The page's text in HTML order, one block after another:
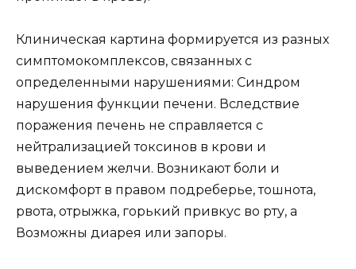
Клиническая картина формируется из разных
симптомокомплексов, связанных с
определенными нарушениями: Синдром
нарушения функции печени. Вследствие
поражения печень не справляется с
нейтрализацией токсинов в крови и
выведением желчи. Возникают боли и
дискомфорт в правом подреберье, тошнота,
рвота, отрыжка, горький привкус во рту, а
Возможны диарея или запоры.